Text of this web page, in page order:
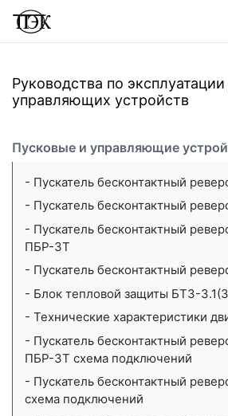
Руководства по
управляющих устройств
Пусковые и управляющие
- Пускатель бесконтактный
- Пускатель бесконтактный
- Пускатель бесконтактный
ПБР-3Т
- Пускатель бесконтактный
- Блок тепловой защиты БТЗ-
- Технические характеристики
- Пускатель бесконтактный
ПБР-3Т схема подключений
- Пускатель бесконтактный
схема подключений